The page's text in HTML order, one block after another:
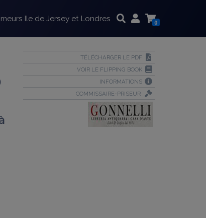
Ile de Jersey et Londres 0
TÉLÉCHARGER LE PDF
VOIR LE FLIPPING BOOK
INFORMATIONS
COMMISSAIRE-PRISEUR